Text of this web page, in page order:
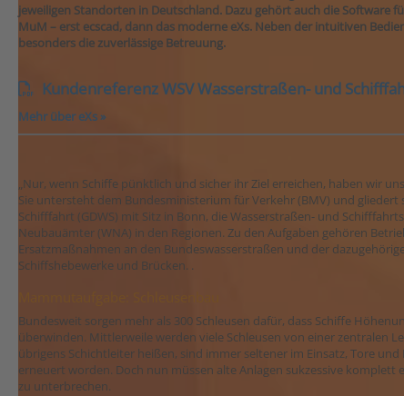
jeweiligen Standorten in Deutschland. Dazu gehört auch die Software
MuM – erst ecscad, dann das moderne eXs. Neben der intuitiven
besonders die zuverlässige Betreuung.
Kundenreferenz WSV Wasserstraßen- und
Mehr über eXs »
„Nur, wenn Schiffe pünktlich und sicher ihr Ziel erreichen, haben wir
Sie untersteht dem Bundesministerium für Verkehr (BMV) und
Schifffahrt (GDWS) mit Sitz in Bonn, die Wasserstraßen- und
Neubauämter (WNA) in den Regionen. Zu den Aufgaben gehören
Ersatzmaßnahmen an den Bundeswasserstraßen und der
Schiffshebewerke und Brücken. .
Bundesweit sorgen mehr als 300 Schleusen dafür, dass Schiffe
überwinden. Mittlerweile werden viele Schleusen von einer zentralen
übrigens Schichtleiter heißen, sind immer seltener im Einsatz, Tore
erneuert worden. Doch nun müssen alte Anlagen sukzessive komplett
zu unterbrechen.